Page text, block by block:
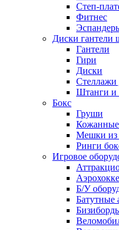
Степ-
Фитнес
Диски гантели
Гантели
Гири
Диски
Стеллажи
Штанги и
Бокс
Груши
Мешки
Ринги
Игровое
Б/У
Батутные